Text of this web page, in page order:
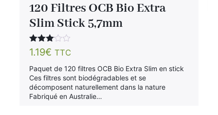
120 Filtres OCB Bio Extra
Slim Stick 5,7mm
Note
3.00
sur 5
1.19€ TTC
Paquet de 120 filtres OCB Bio Extra Slim en stick
Ces filtres sont biodégradables et se
décomposent naturellement dans la nature
Fabriqué en Australie…